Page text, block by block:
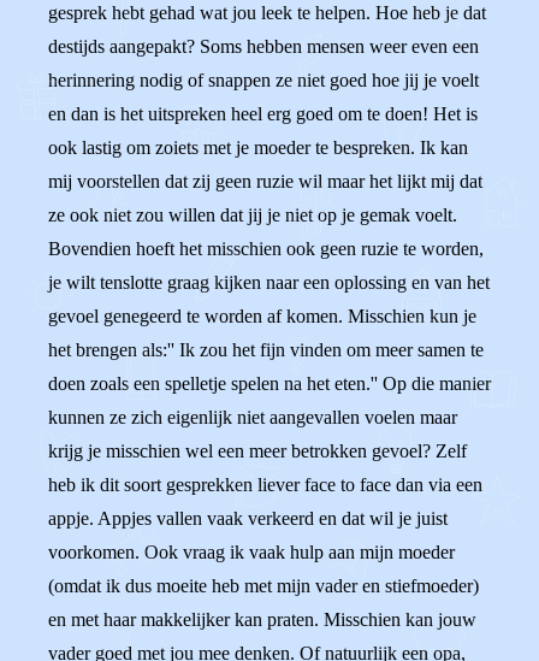
gesprek hebt gehad wat jou leek te helpen. Hoe heb je dat
destijds aangepakt? Soms hebben mensen weer even een
herinnering nodig of snappen ze niet goed hoe jij je voelt
en dan is het uitspreken heel erg goed om te doen! Het is
ook lastig om zoiets met je moeder te bespreken. Ik kan
mij voorstellen dat zij geen ruzie wil maar het lijkt mij dat
ze ook niet zou willen dat jij je niet op je gemak voelt.
Bovendien hoeft het misschien ook geen ruzie te worden,
je wilt tenslotte graag kijken naar een oplossing en van het
gevoel genegeerd te worden af komen. Misschien kun je
het brengen als:'' Ik zou het fijn vinden om meer samen te
doen zoals een spelletje spelen na het eten.'' Op die manier
kunnen ze zich eigenlijk niet aangevallen voelen maar
krijg je misschien wel een meer betrokken gevoel? Zelf
heb ik dit soort gesprekken liever face to face dan via een
appje. Appjes vallen vaak verkeerd en dat wil je juist
voorkomen. Ook vraag ik vaak hulp aan mijn moeder
(omdat ik dus moeite heb met mijn vader en stiefmoeder)
en met haar makkelijker kan praten. Misschien kan jouw
vader goed met jou mee denken. Of natuurlijk een opa,